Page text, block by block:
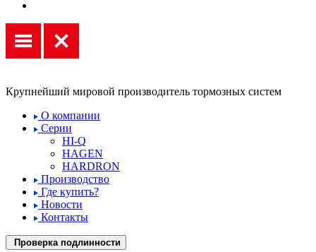
Крупнейший мировой производитель тормозных систем
О компании
Серии
HI-Q
HAGEN
HARDRON
Производство
Где купить?
Новости
Контакты
Проверка подлинности